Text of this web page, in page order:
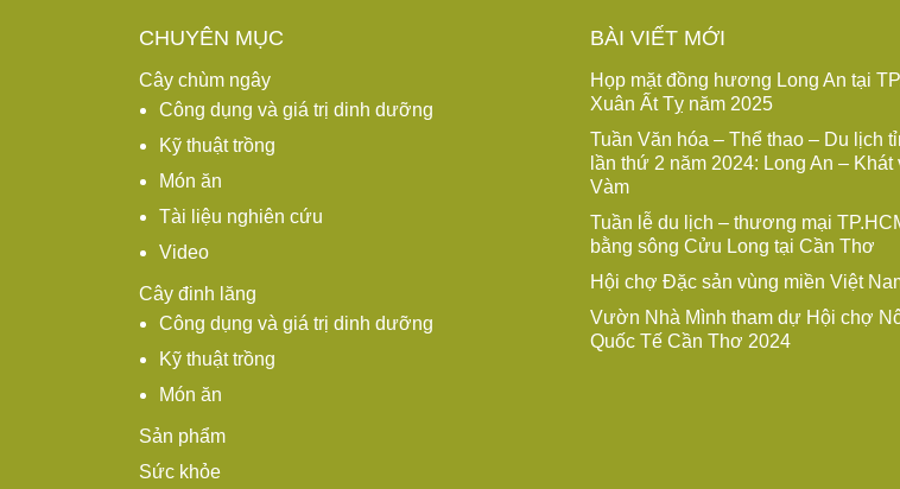
CHUYÊN MỤC
Cây chùm ngây
Công dụng và giá trị dinh dưỡng
Kỹ thuật trồng
Món ăn
Tài liệu nghiên cứu
Video
Cây đinh lăng
Công dụng và giá trị dinh dưỡng
Kỹ thuật trồng
Món ăn
Sản phẩm
Sức khỏe
BÀI VIẾT MỚI
Họp mặt đồng hương Long An tại
Xuân Ất Tỵ năm 2025
Tuần Văn hóa – Thể thao – Du lịch
lần thứ 2 năm 2024: Long An – Khát
Vàm
Tuần lễ du lịch – thương mại
bằng sông Cửu Long tại Cần Thơ
Hội chợ Đặc sản vùng miền Việt
Vườn Nhà Mình tham dự Hội chợ
Quốc Tế Cần Thơ 2024